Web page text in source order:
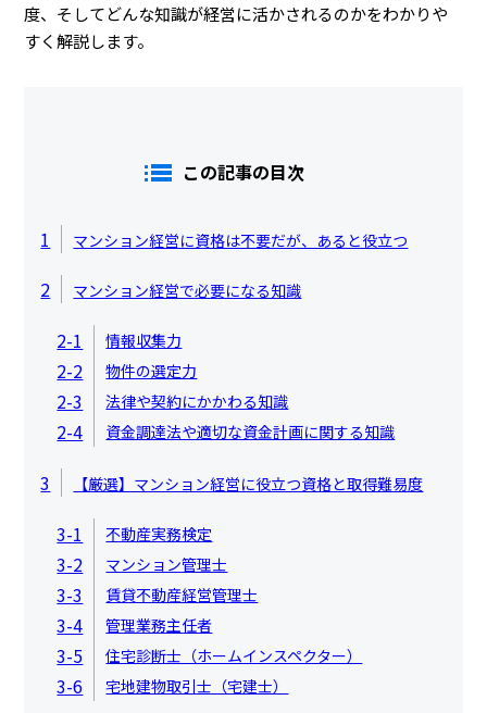
度、そしてどんな知識が経営に活かされるのかをわかりや
すく解説します。
この記事の目次
1 マンション経営に資格は不要だが、あると役立つ
2 マンション経営で必要になる知識
2-1 情報収集力
2-2 物件の選定力
2-3 法律や契約にかかわる知識
2-4 資金調達法や適切な資金計画に関する知識
3 【厳選】マンション経営に役立つ資格と取得難易度
3-1 不動産実務検定
3-2 マンション管理士
3-3 賃貸不動産経営管理士
3-4 管理業務主任者
3-5 住宅診断士（ホームインスペクター）
3-6 宅地建物取引士（宅建士）